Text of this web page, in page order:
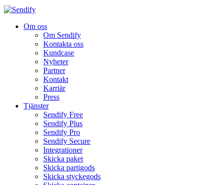
Om oss
Om Sendify
Kontakta oss
Kundcase
Nyheter
Partner
Kontakt
Karriär
Press
Tjänster
Sendify Free
Sendify Plus
Sendify Pro
Sendify Secure
Integrationer
Skicka paket
Skicka partigods
Skicka styckegods